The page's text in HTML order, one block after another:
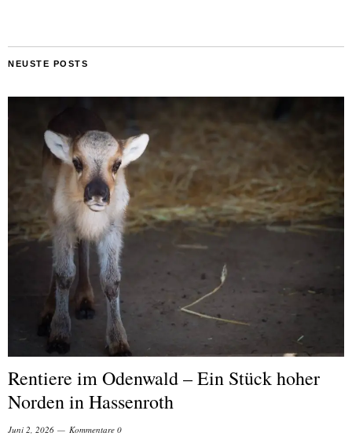
NEUSTE POSTS
Rentiere im Odenwald – Ein Stück hoher
Norden in Hassenroth
Juni 2, 2026 Kommentare 0